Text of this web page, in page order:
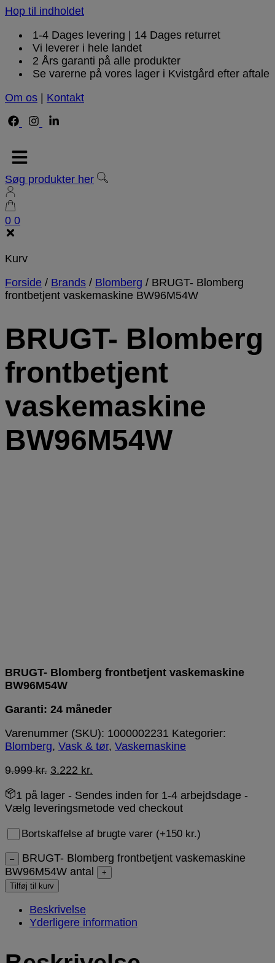
Hop til indholdet
1-4 Dages levering | 14 Dages returret
Vi leverer i hele landet
2 Års garanti på alle produkter
Se varerne på vores lager i Kvistgård efter aftale
Om os
Kontakt
Søg produkter her
0 0
Kurv
Forside / Brands / Blomberg / BRUGT- Blomberg
frontbetjent vaskemaskine BW96M54W
BRUGT- Blomberg
frontbetjent
vaskemaskine
BW96M54W
BRUGT- Blomberg frontbetjent vaskemaskine
BW96M54W
Garanti: 24 måneder
Varenummer (SKU): 1000002231 Kategorier:
Blomberg, Vask & tør, Vaskemaskine
9.999kr. 3.222 kr.
1 på lager - Sendes inden for 1-4 arbejdsdage -
Vælg leveringsmetode ved checkout
Bortskaffelse af brugte varer (+150 kr.)
–
BRUGT- Blomberg frontbetjent vaskemaskine
BW96M54W antal
+
Tilføj til kurv
Beskrivelse
Yderligere information